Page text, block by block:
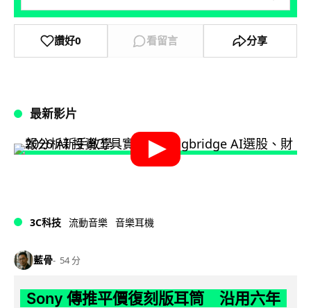
讚好0 看留言 分享
最新影片
3C科技 流動音樂 音樂耳機
藍骨 54 分
Sony 傳推平價復刻版耳筒 沿用六年